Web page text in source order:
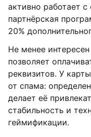
активно работает
партнёрская
20%
Не менее
позволяет
реквизитов. У
от спама:
делает её
стабильность и
геймификации.